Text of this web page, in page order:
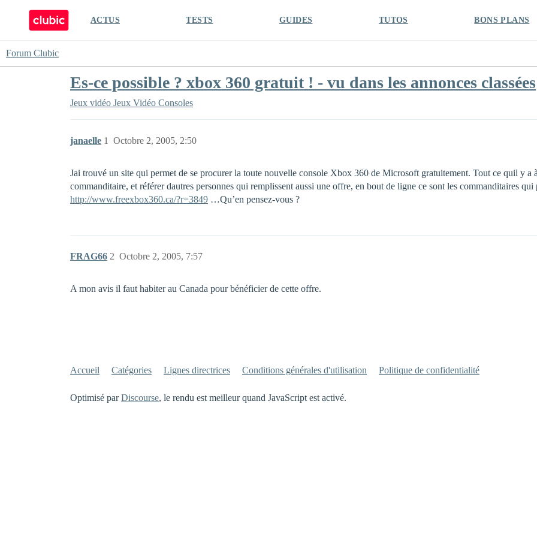
ACTUS TESTS GUIDES TUTOS BONS PLANS
Forum Clubic
Es-ce possible ? xbox 360 gratuit ! - vu dans les annonces classées
Jeux vidéo Jeux Vidéo Consoles
janaelle Octobre 2, 2005, 2:50
1
Jai trouvé un site qui permet de se procurer la toute nouvelle console Xbox 360 de Microsoft gratuitement. Tout ce quil y a à
commanditaire, et référer dautres personnes qui remplissent aussi une offre, en bout de ligne ce sont les commanditaires
http://www.freexbox360.ca/?r=3849 …Qu’en pensez-vous ?
FRAG66 Octobre 2, 2005, 7:57
2
A mon avis il faut habiter au Canada pour bénéficier de cette offre.
Accueil Catégories Lignes directrices Conditions générales d'utilisation Politique de confidentialité
Optimisé parDiscourse, le rendu est meilleur quand JavaScript est activé.